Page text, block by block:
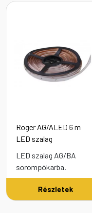
Roger AG/ALED 6 m
LED szalag
LED szalag AG/BA
sorompókarba.
Részletek